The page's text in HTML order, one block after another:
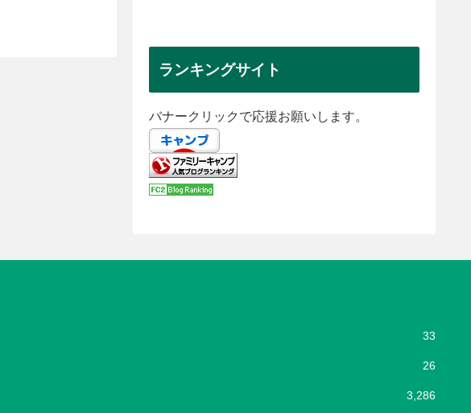
ランキングサイト
バナークリックで応援お願いします。
33
26
3,286